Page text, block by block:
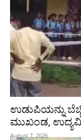
ಉಡುಪಿಯನ್ನು
ಮುಖಂಡ,
August 7, 2026